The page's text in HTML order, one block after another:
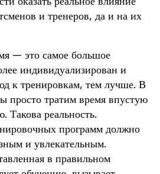
и тренеров, да и на их
— это самое большое
индивидуализирован и
к тренировкам, тем лучше. В
просто тратим время впустую
Такова реальность.
программ должно
и увлекательным.
в правильном